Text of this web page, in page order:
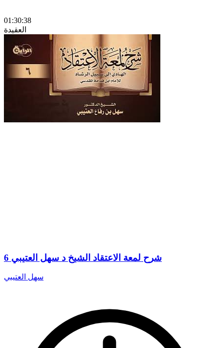
01:30:38
العقيدة
6 شرح لمعة الاعتقاد الشيخ د سهل العتيبي
سهل العتيبي